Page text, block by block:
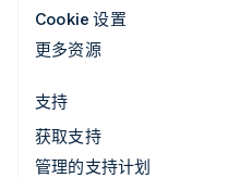
Cookie 设置
更多资源
支持
获取支持
管理的支持计划